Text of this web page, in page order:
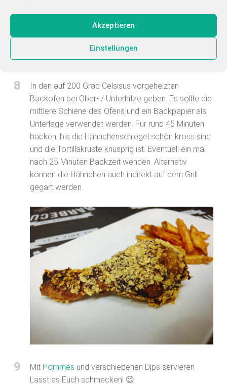
Akzeptieren
Einstellungen
8
In den auf 200 Grad Celsisus vorgeheizten
Backofen bei Ober- / Unterhitze geben. Es sollte die
mittlere Schiene des Ofens und ein Backpapier als
Unterlage verwendet werden. Für rund 45 Minuten
backen, bis die Hähnchenschlegel schön kross sind
und die Tortillakruste knusprig ist. Eventuell ein mal
nach 25 Minuten Backzeit wenden. Alternativ
können die Hähnchen auch indirekt auf dem Grill
gegart werden.
9 Mit Pommes und verschiedenen Dips servieren.
Lasst es Euch schmecken! 😉